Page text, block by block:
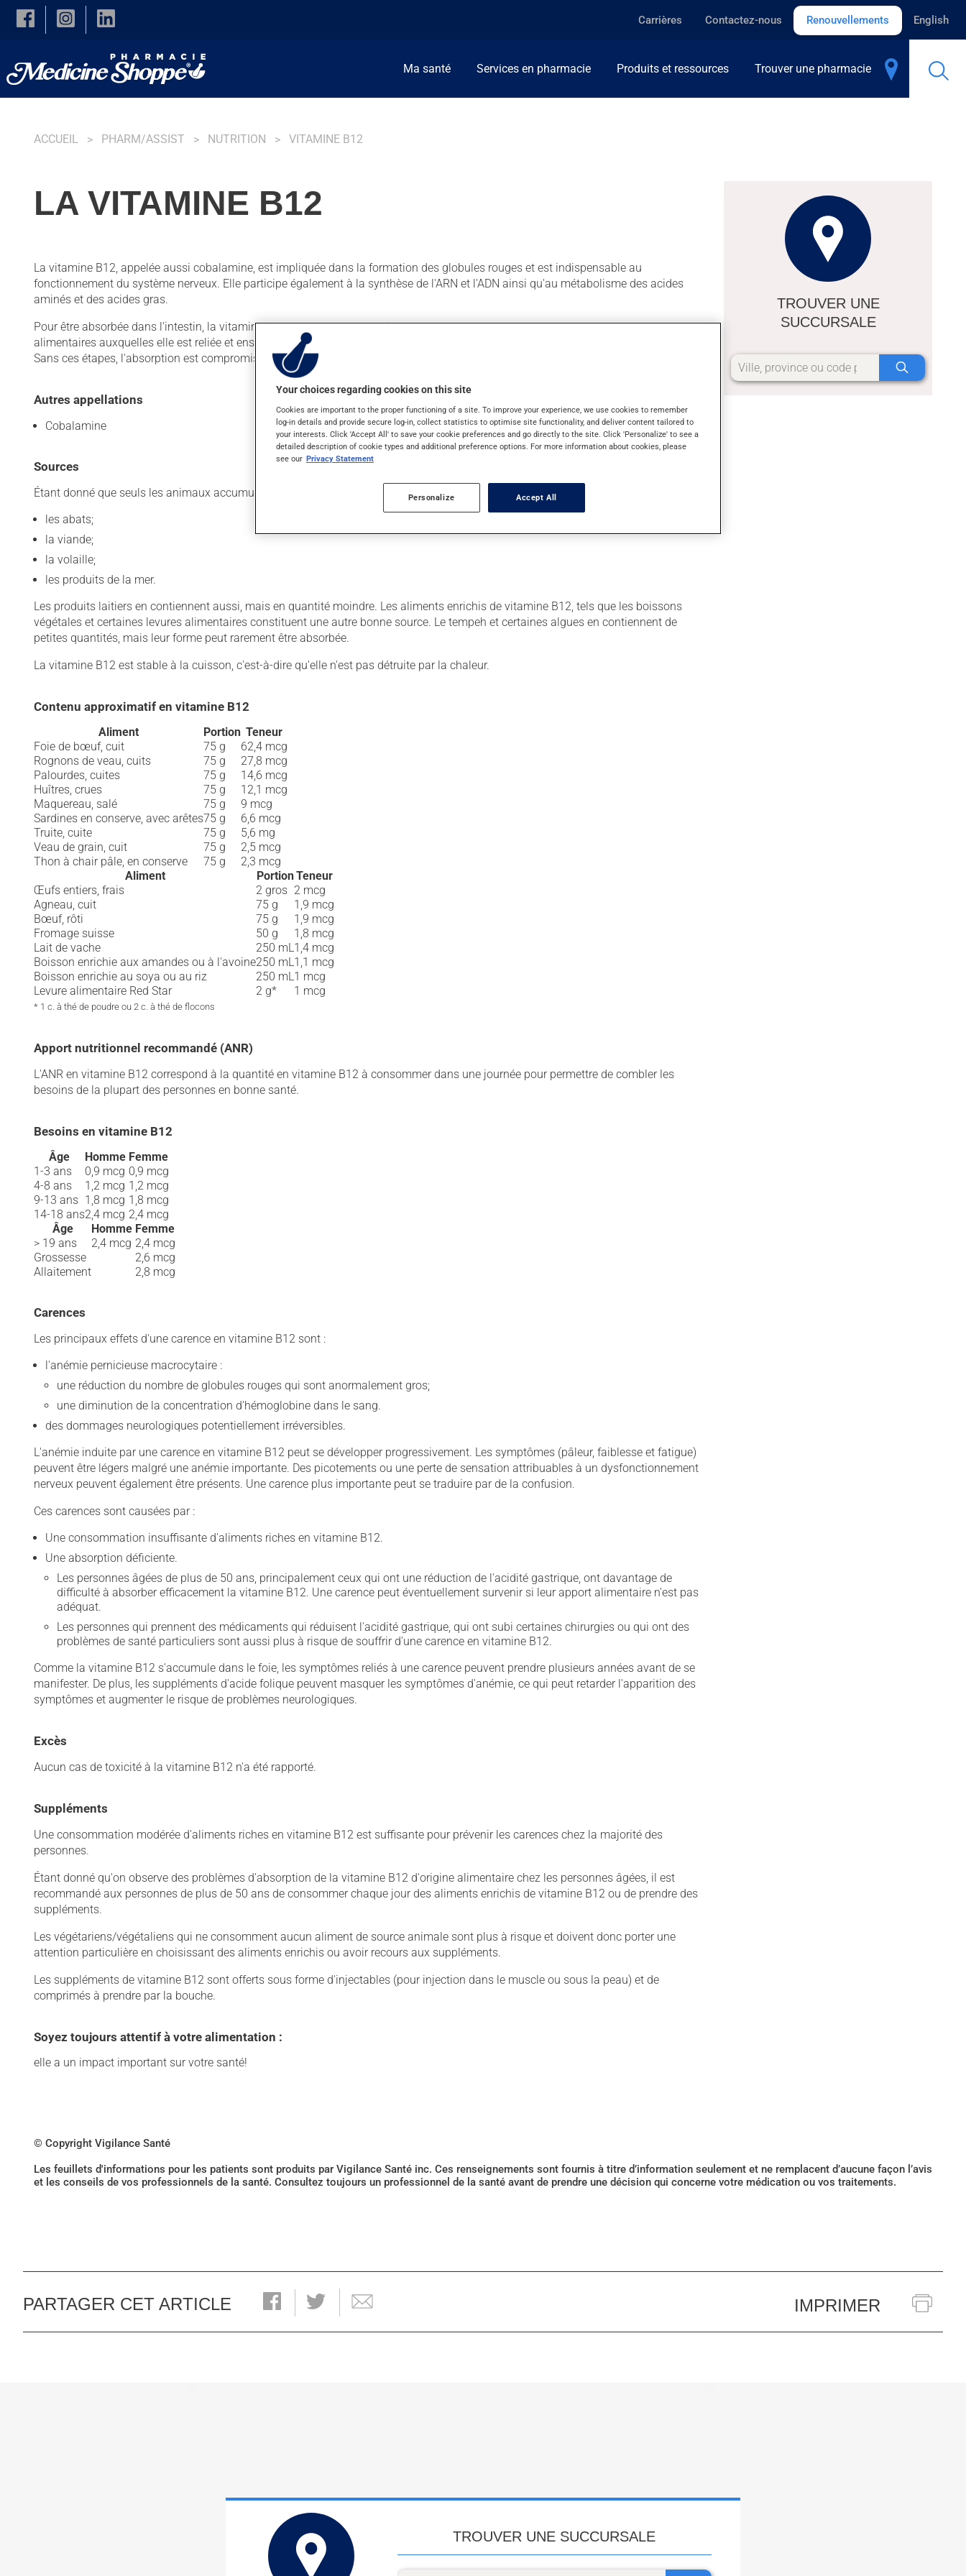
Skip to main content
Carrières Contactez-nous Renouvellements English
Ma santé Services en pharmacie Produits et ressources Trouver une pharmacie
ACCUEIL PHARM/ASSIST NUTRITION VITAMINE B12
LA VITAMINE B12
La vitamine B12, appelée aussi cobalamine, est impliquée dans la formation des globules rouges et est indispensable au
fonctionnement du système nerveux. Elle participe également à la synthèse de l'ARN et l'ADN ainsi qu'au métabolisme des acides
aminés et des acides gras.
Pour être absorbée dans l'intestin, la vitamine B12 a tout d'abord besoin de l'acidité de l'estomac pour se détacher des protéines
alimentaires auxquelles elle est reliée et ensuite, elle doit se lier à une substance produite par l'estomac, appelée facteur intrinsèque.
Sans ces étapes, l'absorption est compromise.
Autres appellations
Cobalamine
Sources
Étant donné que seuls les animaux accumulent cette vitamine dans leur organisme, les meilleures sources se retrouvent dans :
les abats;
la viande;
la volaille;
les produits de la mer.
Les produits laitiers en contiennent aussi, mais en quantité moindre. Les aliments enrichis de vitamine B12, tels que les boissons
végétales et certaines levures alimentaires constituent une autre bonne source. Le tempeh et certaines algues en contiennent de
petites quantités, mais leur forme peut rarement être absorbée.
La vitamine B12 est stable à la cuisson, c'est-à-dire qu'elle n'est pas détruite par la chaleur.
Contenu approximatif en vitamine B12
Aliment Portion Teneur
Foie de bœuf, cuit
75 g
62,4 mcg
Rognons de veau, cuits
75 g
27,8 mcg
Palourdes, cuites
75 g
14,6 mcg
Huîtres, crues
75 g
12,1 mcg
Maquereau, salé
75 g
9 mcg
Sardines en conserve, avec arêtes75 g
6,6 mcg
Truite, cuite
75 g
5,6 mg
Veau de grain, cuit
75 g
2,5 mcg
Thon à chair pâle, en conserve
75 g
2,3 mcg
Aliment
PortionTeneur
Œufs entiers, frais
2 gros 2 mcg
Agneau, cuit
75 g
1,9 mcg
Bœuf, rôti
75 g
1,9 mcg
Fromage suisse
50 g
1,8 mcg
Lait de vache
250 mL1,4 mcg
Boisson enrichie aux amandes ou à l'avoine250 mL1,1 mcg
Boisson enrichie au soya ou au riz
250 mL1 mcg
Levure alimentaire Red Star
2 g* 1 mcg
* 1 c. à thé de poudre ou 2 c. à thé de flocons
Apport nutritionnel recommandé (ANR)
L'ANR en vitamine B12 correspond à la quantité en vitamine B12 à consommer dans une journée pour permettre de combler les
besoins de la plupart des personnes en bonne santé.
Besoins en vitamine B12
Âge Homme Femme
1-3 ans
0,9 mcg 0,9 mcg
4-8 ans
1,2 mcg 1,2 mcg
9-13 ans 1,8 mcg 1,8 mcg
14-18 ans2,4 mcg 2,4 mcg
Âge
Homme Femme
> 19 ans
2,4 mcg 2,4 mcg
Grossesse
2,6 mcg
Allaitement
2,8 mcg
Carences
Les principaux effets d'une carence en vitamine B12 sont :
l'anémie pernicieuse macrocytaire :
une réduction du nombre de globules rouges qui sont anormalement gros;
une diminution de la concentration d'hémoglobine dans le sang.
des dommages neurologiques potentiellement irréversibles.
L'anémie induite par une carence en vitamine B12 peut se développer progressivement. Les symptômes (pâleur, faiblesse et fatigue)
peuvent être légers malgré une anémie importante. Des picotements ou une perte de sensation attribuables à un dysfonctionnement
nerveux peuvent également être présents. Une carence plus importante peut se traduire par de la confusion.
Ces carences sont causées par :
Une consommation insuffisante d'aliments riches en vitamine B12.
Une absorption déficiente.
Les personnes âgées de plus de 50 ans, principalement ceux qui ont une réduction de l'acidité gastrique, ont davantage de
difficulté à absorber efficacement la vitamine B12. Une carence peut éventuellement survenir si leur apport alimentaire n'est pas
adéquat.
Les personnes qui prennent des médicaments qui réduisent l'acidité gastrique, qui ont subi certaines chirurgies ou qui ont des
problèmes de santé particuliers sont aussi plus à risque de souffrir d'une carence en vitamine B12.
Comme la vitamine B12 s'accumule dans le foie, les symptômes reliés à une carence peuvent prendre plusieurs années avant de se
manifester. De plus, les suppléments d'acide folique peuvent masquer les symptômes d'anémie, ce qui peut retarder l'apparition des
symptômes et augmenter le risque de problèmes neurologiques.
Excès
Aucun cas de toxicité à la vitamine B12 n'a été rapporté.
Suppléments
Une consommation modérée d'aliments riches en vitamine B12 est suffisante pour prévenir les carences chez la majorité des
personnes.
Étant donné qu'on observe des problèmes d'absorption de la vitamine B12 d'origine alimentaire chez les personnes âgées, il est
recommandé aux personnes de plus de 50 ans de consommer chaque jour des aliments enrichis de vitamine B12 ou de prendre des
suppléments.
Les végétariens/végétaliens qui ne consomment aucun aliment de source animale sont plus à risque et doivent donc porter une
attention particulière en choisissant des aliments enrichis ou avoir recours aux suppléments.
Les suppléments de vitamine B12 sont offerts sous forme d'injectables (pour injection dans le muscle ou sous la peau) et de
comprimés à prendre par la bouche.
Soyez toujours attentif à votre alimentation :
elle a un impact important sur votre santé!
TROUVER UNE
SUCCURSALE
© Copyright Vigilance Santé
Les feuillets d'informations pour les patients sont produits par Vigilance Santé inc. Ces renseignements sont fournis à titre d’information seulement et ne remplacent d’aucune façon l’avis
et les conseils de vos professionnels de la santé. Consultez toujours un professionnel de la santé avant de prendre une décision qui concerne votre médication ou vos traitements.
PARTAGER CET ARTICLE IMPRIMER
TROUVER UNE SUCCURSALE
Your choices regarding cookies on this site
Cookies are important to the proper functioning of a site. To improve your experience, we use cookies to remember
log-in details and provide secure log-in, collect statistics to optimise site functionality, and deliver content tailored to
your interests. Click 'Accept All' to save your cookie preferences and go directly to the site. Click 'Personalize' to see a
detailed description of cookie types and additional preference options. For more information about cookies, please
see our Privacy Statement
Personalize Accept All